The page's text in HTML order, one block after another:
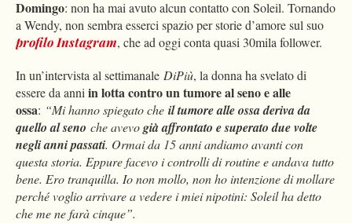
Domingo: non ha mai avuto alcun contatto con Soleil. Tornando
a Wendy, non sembra esserci spazio per storie d’amore sul suo
profilo Instagram, che ad oggi conta quasi 30mila follower.
In un’intervista al settimanale DiPiù, la donna ha svelato di
essere da anniin lotta contro un tumore al seno e alle
ossa: “Mi hanno spiegato che il tumore alle ossa deriva da
quello al seno che avevogià affrontato e superato due volte
negli anni passati. Ormai da 15 anni andiamo avanti con
questa storia. Eppure facevo i controlli di routine e andava tutto
bene. Ero tranquilla. Io non mollo, non ho intenzione di mollare
perché voglio arrivare a vedere i miei nipotini: Soleil ha detto
che me ne farà cinque”.